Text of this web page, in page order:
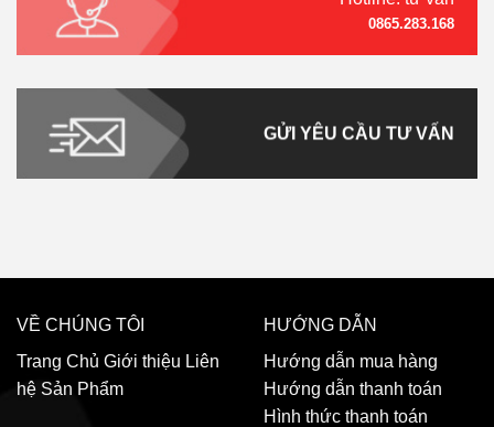
0865.283.168
GỬI YÊU CẦU TƯ VẤN
VỀ CHÚNG TÔI
Trang Chủ Giới thiệu Liên
hệ Sản Phẩm
HƯỚNG DẪN
Hướng dẫn mua hàng
Hướng dẫn thanh toán
Hình thức thanh toán